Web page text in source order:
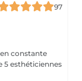
97
constante
5 esthéticiennes